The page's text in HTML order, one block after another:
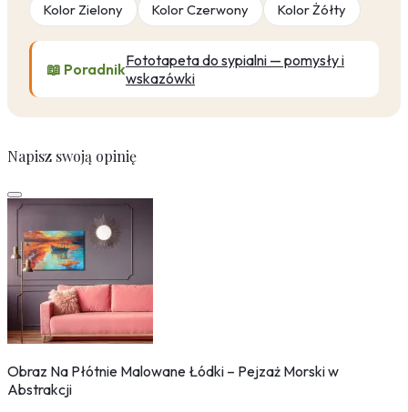
Kolor Zielony
Kolor Czerwony Kolor Żółty
📖 PoradnikFototapeta do sypialni — pomysły i
wskazówki
Napisz swoją opinię
Obraz Na Płótnie Malowane Łódki – Pejzaż Morski w
Abstrakcji